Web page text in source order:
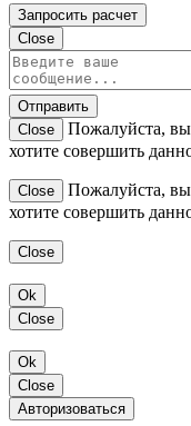
Запросить расчет
Close
Отправить
Close
Пожалуйста,
хотите совершить
Close
Пожалуйста,
хотите совершить
Close
Ok
Close
Ok
Close
Авторизоваться